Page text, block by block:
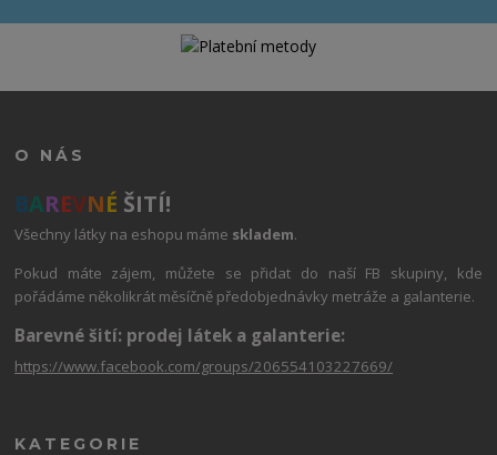
O NÁS
BAREVNÉ ŠITÍ!
Všechny látky na eshopu máme skladem.
Pokud máte zájem, můžete se přidat do naší FB skupiny, kde
pořádáme několikrát měsíčně předobjednávky metráže a galanterie.
Barevné šití: prodej látek a galanterie:
https://www.facebook.com/groups/206554103227669/
KATEGORIE